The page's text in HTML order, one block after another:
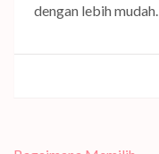
dengan lebih mudah.